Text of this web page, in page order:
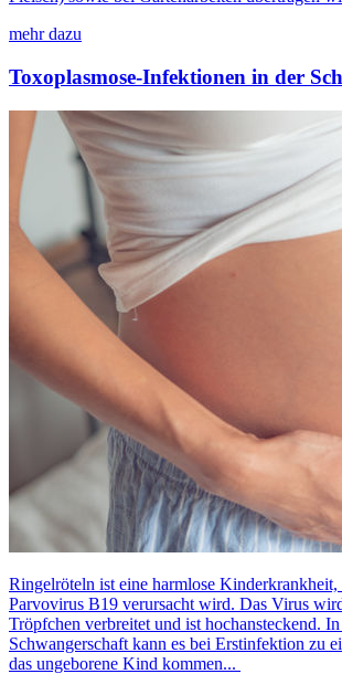
mehr dazu
Toxoplasmose-Infektionen in der
Ringelröteln ist eine harmlose Kinderkrankheit,
Parvovirus B19 verursacht wird. Das Virus
Tröpfchen verbreitet und ist hochansteckend.
Schwangerschaft kann es bei Erstinfektion zu
das ungeborene Kind kommen...